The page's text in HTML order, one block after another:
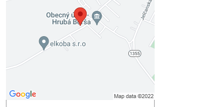
Prajete si načítať externý obsah?
Povoliť tentokrát
Povoliť a zapamätať - súhlas s